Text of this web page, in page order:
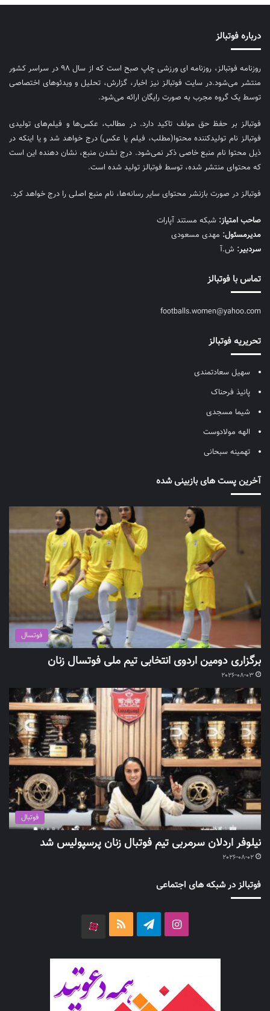
درباره فوتبالز
روزنامه فوتبالز، روزنامه ای ورزشی چاپ صبح است که از سال ۹۸ در سراسر کشور
منتشر می‌شود.در سایت فوتبالز نیز اخبار، گزارش، تحلیل و ویدئوهای اختصاصی
توسط یک گروه مجرب به صورت رایگان ارائه می‌شود.
فوتبالز بر حفظ حق مولف تاکید دارد. در مطالب، عکس‌ها و فیلم‌های تولیدی
فوتبالز نام تولیدکننده محتوا(مطلب، فیلم یا عکس) درج خواهد شد و یا اینکه در
ذیل محتوا نام منبع خاصی ذکر نمی‌‎شود. درج نشدن منبع، نشان دهنده این است
که محتوای منتشر شده، توسط فوتبالز تولید شده است.
فوتبالز در صورت بازنشر محتوای سایر رسانه‌ها، نام منبع اصلی را درج خواهد کرد.
صاحب امتیاز: شبکه مستند آپارات
مديرمسئول: مهدی مسعودی
سردبیر: ش.آ
تماس با فوتبالز
footballs.women@yahoo.com
تحریریه فوتبالز
سهیل سعادتمندی
پانیذ فرحناک
شیما مسجدی
الهه مولادوست
تهمینه سبحانی
آخرین پست های بازبینی شده
فوتسال
برگزاری دومین اردوی انتخابی تیم ملی فوتسال زنان
2026-08-03
فوتبال
نیلوفر اردلان سرمربی تیم فوتبال زنان پرسپولیس شد
2026-08-02
فوتبالز در شبکه های اجتماعی
اینستاگرامتلگرام خوراک